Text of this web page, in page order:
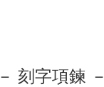
－ 刻字項鍊 －